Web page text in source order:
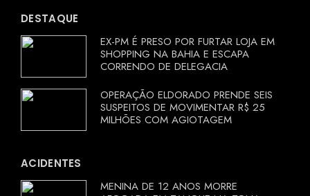
DESTAQUE
EX-PM É PRESO POR FURTAR LOJA EM
SHOPPING NA BAHIA E ESCAPA
CORRENDO DE DELEGACIA
OPERAÇÃO ELDORADO PRENDE SEIS
SUSPEITOS DE MOVIMENTAR R$ 25
MILHÕES COM AGIOTAGEM
ACIDENTES
MENINA DE 12 ANOS MORRE